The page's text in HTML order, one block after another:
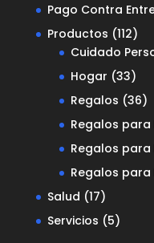
Pago Contra
Productos (112)
Cuidado
Hogar (33)
Regalos (36)
Regalos para
Regalos para
Regalos para
Salud (17)
Servicios (5)